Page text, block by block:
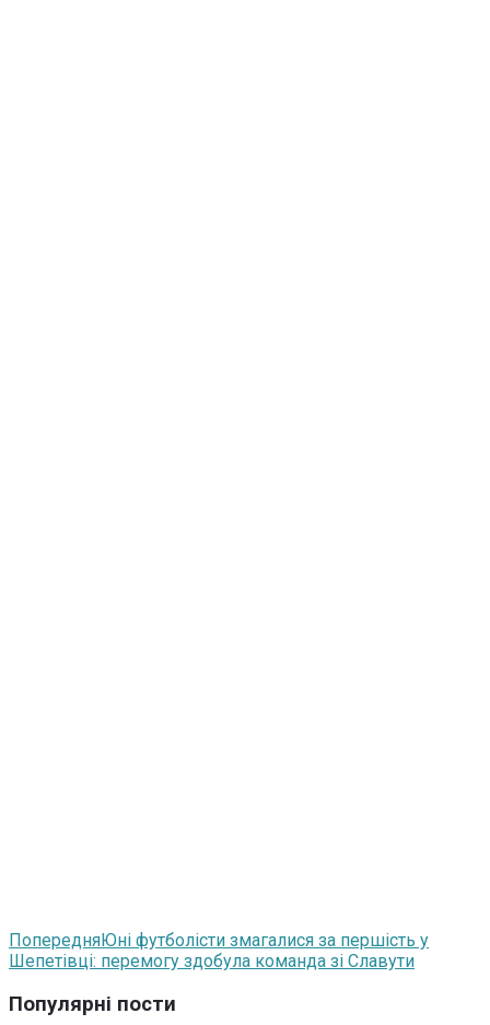
ПопередняЮні футболісти змагалися за першість у
Шепетівці: перемогу здобула команда зі Славути
Популярні пости